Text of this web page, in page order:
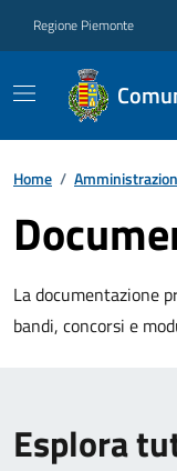
Regione Piemonte
Home /
La documentazione
bandi, concorsi e
Esplora